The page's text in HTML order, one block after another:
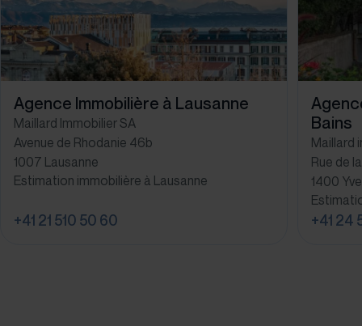
Agence Immobilière à Lausanne
Maillard Immobilier SA
Avenue de Rhodanie 46b
1007 Lausanne
Estimation immobilière à Lausanne
+41 21 510 50 60
Bains
Maillard
Rue de
1400
+41 24